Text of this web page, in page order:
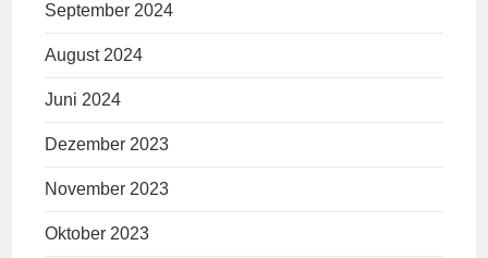
September 2024
August 2024
Juni 2024
Dezember 2023
November 2023
Oktober 2023